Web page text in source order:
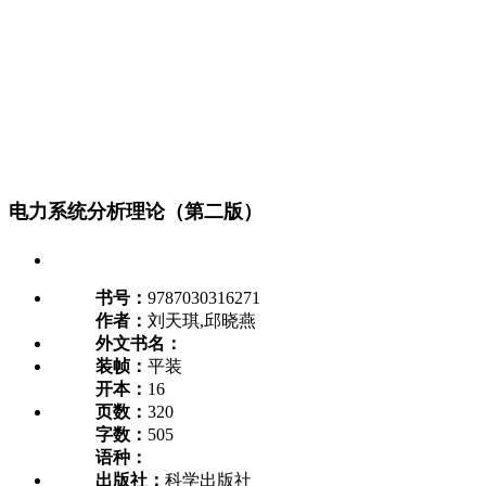
电力系统分析理论（第二版）
书号： 9787030316271
作者： 刘天琪,邱晓燕
外文书名：
装帧： 平装
开本： 16
页数： 320
字数： 505
语种：
出版社： 科学出版社